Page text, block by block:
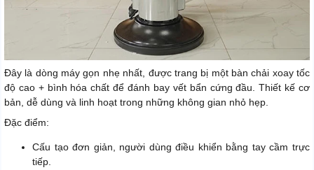
Đây là dòng máy gọn nhẹ nhất, được trang bị một bàn chải xoay tốc
độ cao + bình hóa chất để đánh bay vết bẩn cứng đầu. Thiết kế cơ
bản, dễ dùng và linh hoạt trong những không gian nhỏ hẹp.
Đặc điểm:
Cấu tạo đơn giản, người dùng điều khiển bằng tay cầm trực
tiếp.